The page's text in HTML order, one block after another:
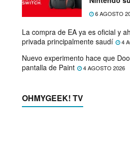
6 AGOSTO
La compra de EA ya es oficial y
privada principalmente saudí
4
Nuevo experimento hace que
pantalla de Paint
4 AGOSTO 2026
OHMYGEEK! TV